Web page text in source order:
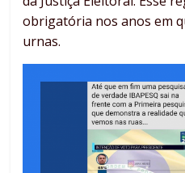
obrigatória nos anos em
urnas.